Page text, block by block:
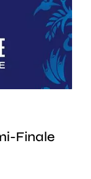
Finale